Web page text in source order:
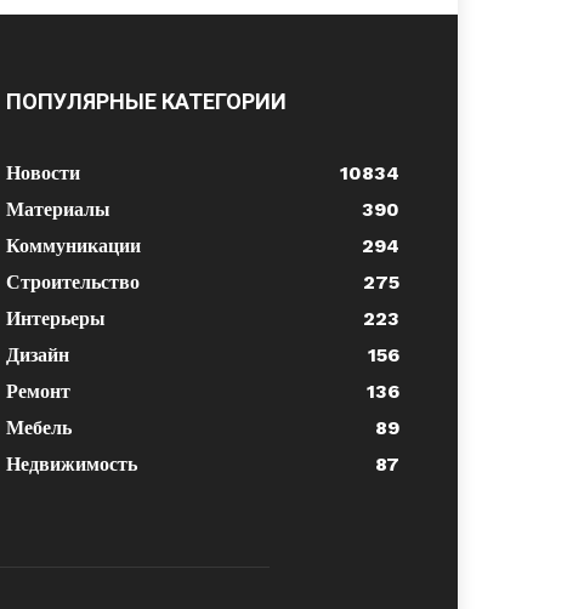
ПОПУЛЯРНЫЕ КАТЕГОРИИ
Новости
10834
Материалы
390
Коммуникации
294
Строительство
275
Интерьеры
223
Дизайн
156
Ремонт
136
Мебель
89
Недвижимость
87